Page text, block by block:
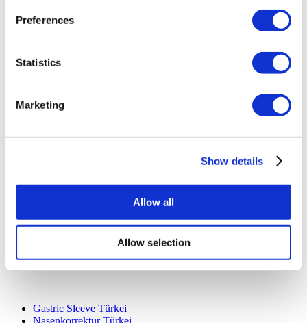
Preferences
Statistics
Marketing
Show details
Allow all
Allow selection
Stornierungsrichtlinie
Poland Kliniken
Colombia Kliniken
Gastric Sleeve Türkei
Nasenkorrektur Türkei